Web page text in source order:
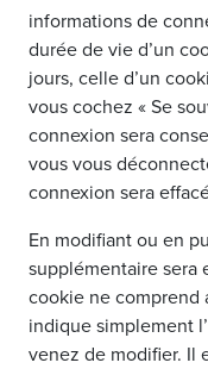
informations de
durée de vie d’un
jours, celle d’un
vous cochez « Se
connexion sera
vous vous
connexion sera
En modifiant ou en
supplémentaire sera
cookie ne comprend
indique simplement
venez de modifier. Il